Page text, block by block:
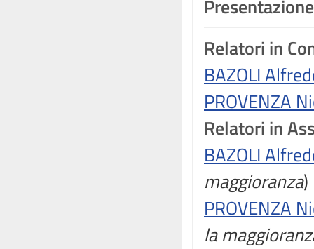
Relatori in
BAZOLI
PROVENZA
Relatori in
BAZOLI
maggioranza)
PROVENZA
la